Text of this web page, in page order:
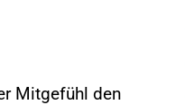
Mitgefühl den